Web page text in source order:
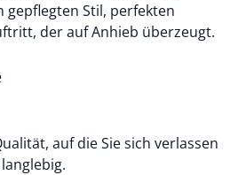
gepflegten Stil, perfekten
der auf Anhieb überzeugt.
auf die Sie sich verlassen